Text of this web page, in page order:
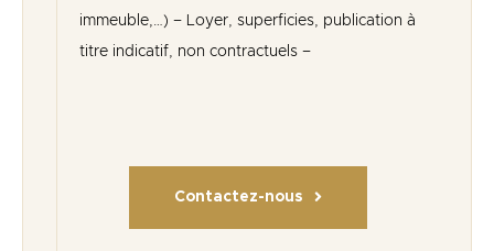
immeuble,…) – Loyer, superficies, publication à
titre indicatif, non contractuels –
Contactez-nous